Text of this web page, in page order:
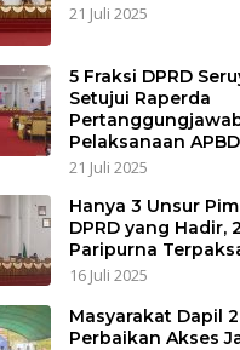
21 Juli 2025
5 Fraksi DPRD
Setujui Raperda
Pelaksanaan
21 Juli 2025
Hanya 3 Unsur
DPRD yang Hadir,
Paripurna
16 Juli 2025
Masyarakat Dapil
Perbaikan Akses